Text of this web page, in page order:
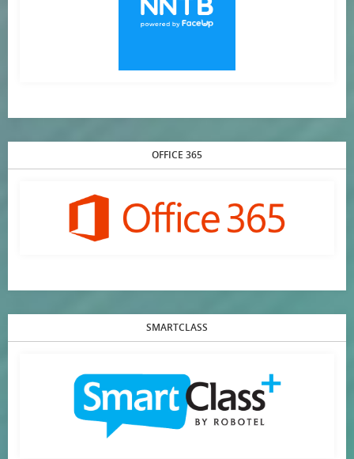
OFFICE 365
SMARTCLASS